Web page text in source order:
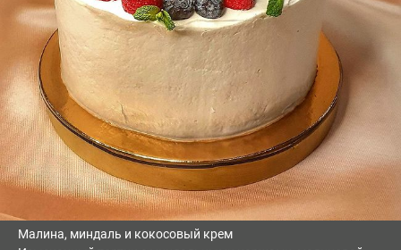
Малина, миндаль и кокосовый крем